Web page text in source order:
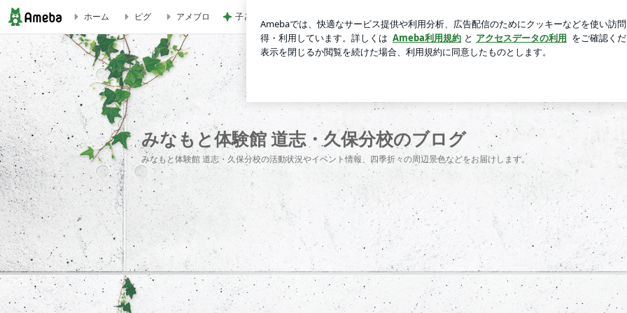
木賊木 | みなもと体験館 道志・久保分校のブログ
ホーム ピグ アメブロ 子どもの素直なひと言に冷や汗 ログ
みなもと体験館 道志・久保分校のブログ
みなもと体験館 道志・久保分校の活動状況やイベント情報、四季折々の周辺景色などをお届けします。